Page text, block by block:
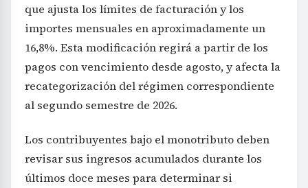
que ajusta los límites de facturación y los
importes mensuales en aproximadamente un
16,8%. Esta modificación regirá a partir de los
pagos con vencimiento desde agosto, y afecta la
recategorización del régimen correspondiente
al segundo semestre de 2026.
Los contribuyentes bajo el monotributo deben
revisar sus ingresos acumulados durante los
últimos doce meses para determinar si